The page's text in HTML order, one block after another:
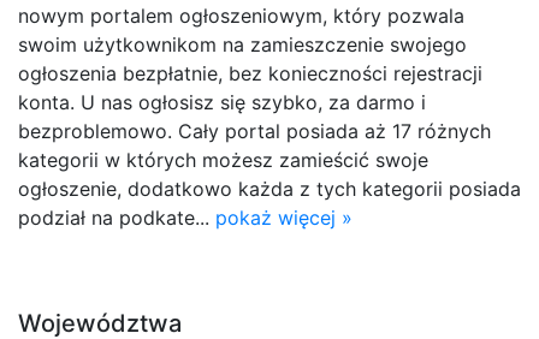
nowym portalem ogłoszeniowym, który pozwala
swoim użytkownikom na zamieszczenie swojego
ogłoszenia bezpłatnie, bez konieczności rejestracji
konta. U nas ogłosisz się szybko, za darmo i
bezproblemowo. Cały portal posiada aż 17 różnych
kategorii w których możesz zamieścić swoje
ogłoszenie, dodatkowo każda z tych kategorii posiada
podział na podkate... pokaż więcej »
Województwa